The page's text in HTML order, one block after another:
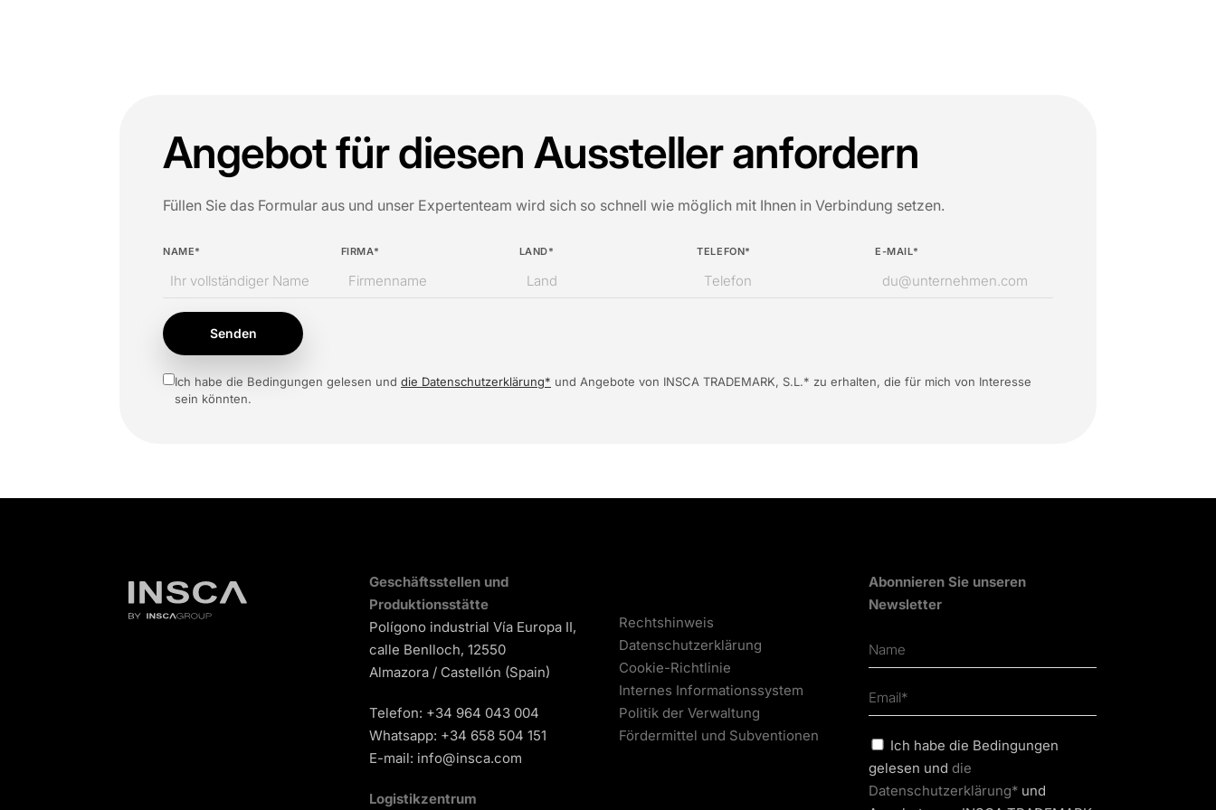
Angebot für diesen Aussteller anfordern
Füllen Sie das Formular aus und unser Expertenteam wird sich so schnell wie möglich mit Ihnen in Verbindung setzen.
NAME* FIRMA* LAND* TELEFON* E-MAIL*
Senden
Ich habe die Bedingungen gelesen und die Datenschutzerklärung* und Angebote von INSCA TRADEMARK, S.L.* zu erhalten, die für mich von Interesse
sein könnten.
Geschäftsstellen und
Produktionsstätte
Polígono industrial Vía Europa II,
calle Benlloch, 12550
Almazora / Castellón (Spain)
Telefon: +34 964 043 004
Whatsapp: +34 658 504 151
E-mail: info@insca.com
Logistikzentrum
Rechtshinweis
Datenschutzerklärung
Cookie-Richtlinie
Internes Informationssystem
Politik der Verwaltung
Fördermittel und Subventionen
Abonnieren Sie unseren
Newsletter
Ich habe die Bedingungen
gelesen und die
Datenschutzerklärung* und